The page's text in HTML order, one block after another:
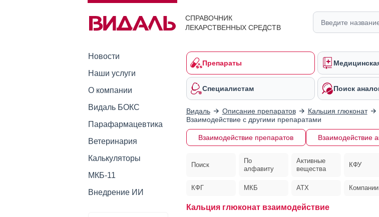
СПРАВОЧНИК
ЛЕКАРСТВЕННЫХ СРЕДСТВ
Новости
Наши услуги
О компании
Видаль БОКС
Парафармацевтика
Ветеринария
Калькуляторы
МКБ-11
Внедрение ИИ
Препараты
Специалистам Поиск
Видаль Описание препаратов
Кальция глюконат
Взаимодействие с другими препаратами
Взаимодействие препаратов Взаимодействие
Поиск
По
алфавиту
Активные
вещества
КФУ
КФГ МКБ АТХ Компании
Кальция глюконат взаимодействие